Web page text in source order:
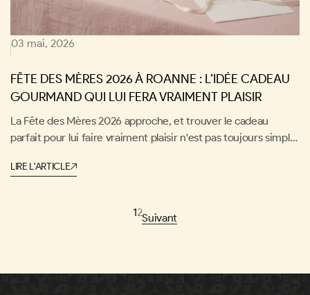
03 mai, 2026
FÊTE DES MÈRES 2026 À ROANNE : L’IDÉE CADEAU
GOURMAND QUI LUI FERA VRAIMENT PLAISIR
La Fête des Mères 2026 approche, et trouver le cadeau
parfait pour lui faire vraiment plaisir n'est pas toujours simple.
pourquoi ne pas miser sur un cadeau gourmand qui lui
manquent pas pour gâter celle qui mérite le meilleur.
LIRE L'ARTICLE
12Suivant